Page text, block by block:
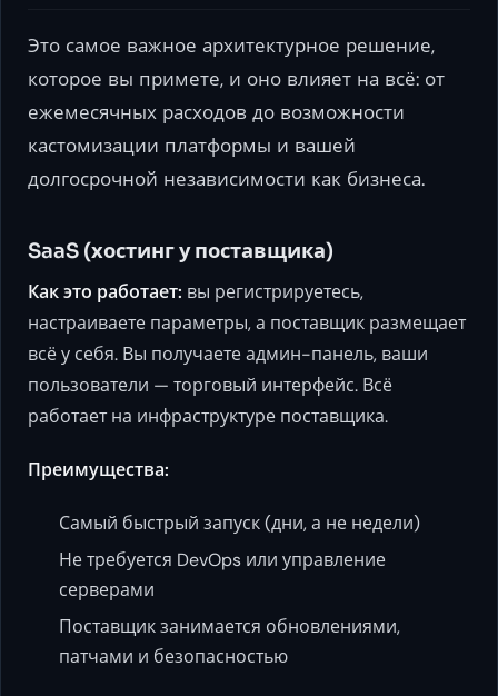
Это самое важное архитектурное решение,
которое вы примете, и оно влияет на всё: от
ежемесячных расходов до возможности
кастомизации платформы и вашей
долгосрочной независимости как бизнеса.
SaaS (хостинг у поставщика)
Как это работает: вы регистрируетесь,
настраиваете параметры, а поставщик размещает
всё у себя. Вы получаете админ-панель, ваши
пользователи — торговый интерфейс. Всё
работает на инфраструктуре поставщика.
Преимущества:
Самый быстрый запуск (дни, а не недели)
Не требуется DevOps или управление
серверами
Поставщик занимается обновлениями,
патчами и безопасностью